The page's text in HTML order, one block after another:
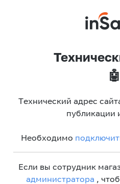
🤖
Технический адрес
публикации
Необходимо
Если вы сотрудник
администратора ,